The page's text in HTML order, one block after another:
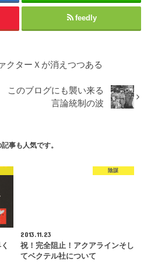
feedly
クターＸが消えつつある
このブログにも襲い来る
言論統制の波
事も人気です。
陰謀
2013.11.23
祝！完全阻止！アクアラインそし
てベクテル社について